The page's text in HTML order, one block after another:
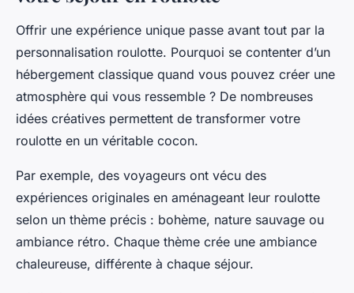
Offrir une expérience unique passe avant tout par la
personnalisation roulotte. Pourquoi se contenter d’un
hébergement classique quand vous pouvez créer une
atmosphère qui vous ressemble ? De nombreuses
idées créatives permettent de transformer votre
roulotte en un véritable cocon.
Par exemple, des voyageurs ont vécu des
expériences originales en aménageant leur roulotte
selon un thème précis : bohème, nature sauvage ou
ambiance rétro. Chaque thème crée une ambiance
chaleureuse, différente à chaque séjour.